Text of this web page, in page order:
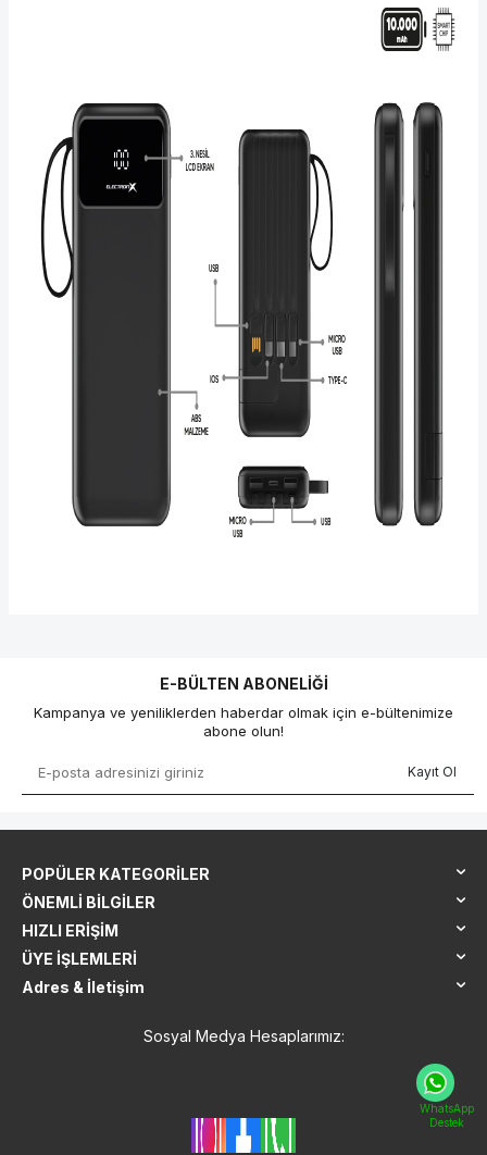
WhatsApp
Destek
E-BÜLTEN ABONELIĞI
Kampanya ve yeniliklerden haberdar olmak için e-bültenimize
abone olun!
Kayıt Ol
POPÜLER KATEGORILER
ÖNEMLI BILGILER
HIZLI ERIŞIM
ÜYE İŞLEMLERI
Adres & İletişim
Sosyal Medya Hesaplarımız: